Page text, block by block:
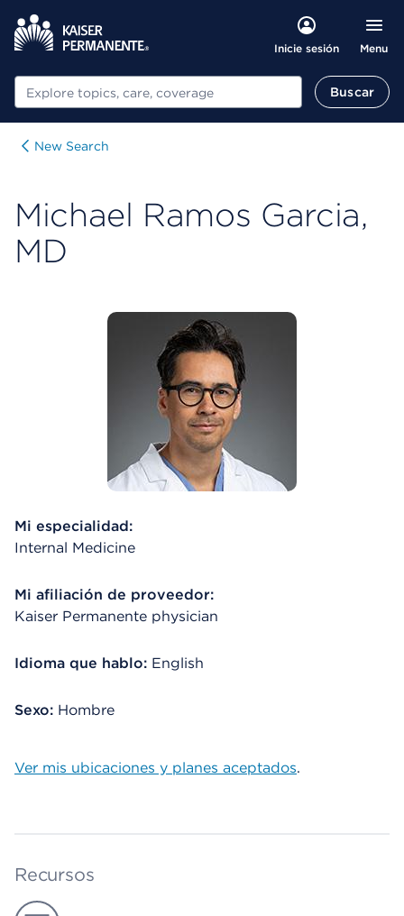
Inicie sesión Menu
Buscar Buscar
New Search
Michael Ramos Garcia,
MD
Mi especialidad:
Internal Medicine
Mi afiliación de proveedor:
Kaiser Permanente physician
Idioma que hablo: English
Sexo: Hombre
Ver mis ubicaciones y planes aceptados.
Recursos